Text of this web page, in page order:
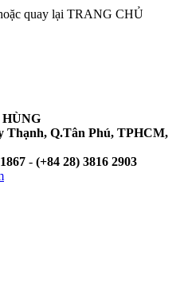
quay lại TRANG CHỦ
Thạnh, Q.Tân Phú, TPHCM,
- (+84 28) 3816 2903